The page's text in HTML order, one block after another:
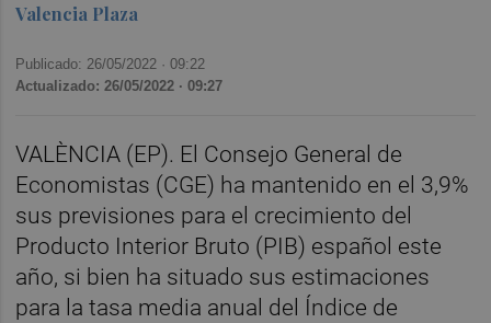
Valencia Plaza
Publicado: 26/05/2022 ·09:22
Actualizado: 26/05/2022 · 09:27
VALÈNCIA (EP). El Consejo General de
Economistas (CGE) ha mantenido en el 3,9%
sus previsiones para el crecimiento del
Producto Interior Bruto (PIB) español este
año, si bien ha situado sus estimaciones
para la tasa media anual del Índice de